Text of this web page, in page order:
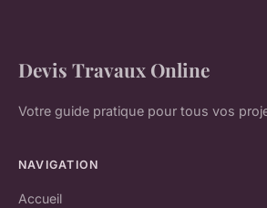
Devis Travaux Online
Votre guide pratique pour tous vos
NAVIGATION
Accueil